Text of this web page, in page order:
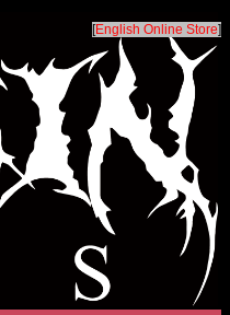
[English Online Store]